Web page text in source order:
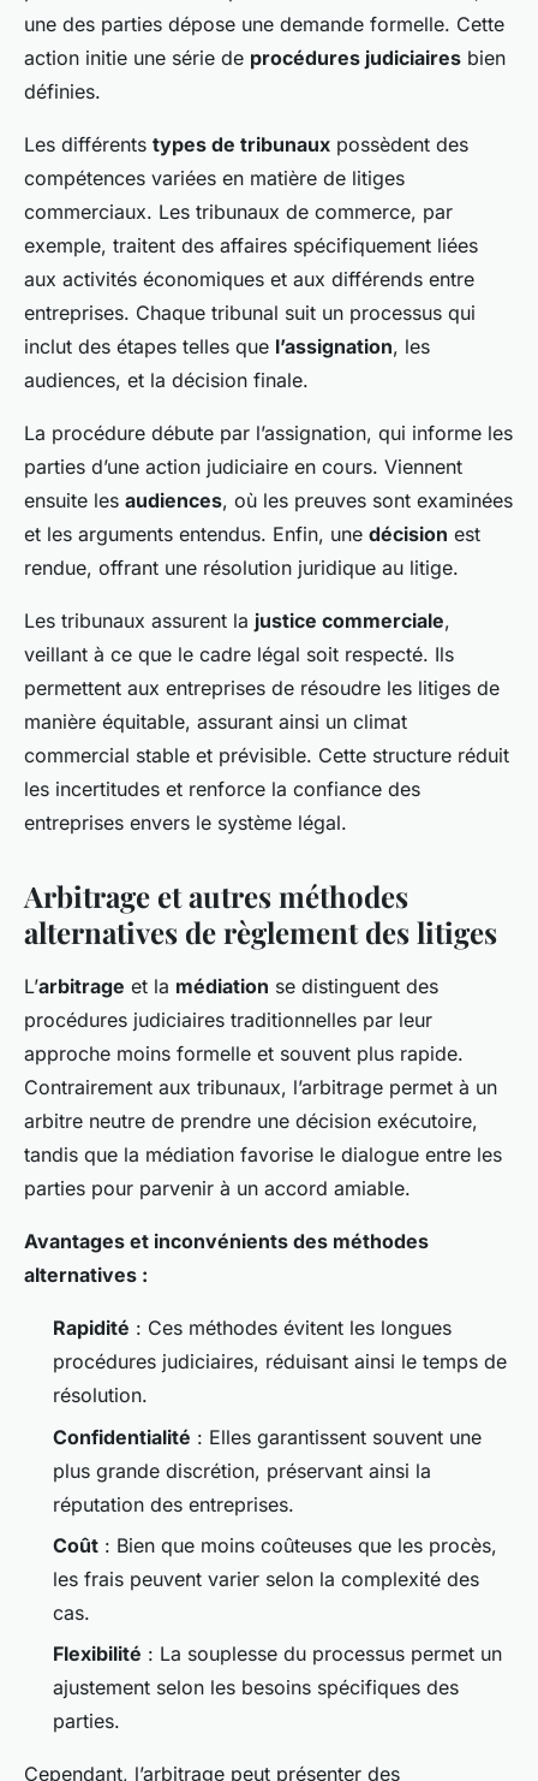
une des parties dépose une demande formelle. Cette
action initie une série de procédures judiciaires bien
définies.
Les différents types de tribunaux possèdent des
compétences variées en matière de litiges
commerciaux. Les tribunaux de commerce, par
exemple, traitent des affaires spécifiquement liées
aux activités économiques et aux différends entre
entreprises. Chaque tribunal suit un processus qui
inclut des étapes telles que l’assignation, les
audiences, et la décision finale.
La procédure débute par l’assignation, qui informe les
parties d’une action judiciaire en cours. Viennent
ensuite les audiences, où les preuves sont examinées
et les arguments entendus. Enfin, une décision est
rendue, offrant une résolution juridique au litige.
Les tribunaux assurent la justice commerciale,
veillant à ce que le cadre légal soit respecté. Ils
permettent aux entreprises de résoudre les litiges de
manière équitable, assurant ainsi un climat
commercial stable et prévisible. Cette structure réduit
les incertitudes et renforce la confiance des
entreprises envers le système légal.
Arbitrage et autres méthodes
alternatives de règlement des litiges
L’arbitrage et la médiation se distinguent des
procédures judiciaires traditionnelles par leur
approche moins formelle et souvent plus rapide.
Contrairement aux tribunaux, l’arbitrage permet à un
arbitre neutre de prendre une décision exécutoire,
tandis que la médiation favorise le dialogue entre les
parties pour parvenir à un accord amiable.
Avantages et inconvénients des méthodes
alternatives :
Rapidité : Ces méthodes évitent les longues
procédures judiciaires, réduisant ainsi le temps de
résolution.
Confidentialité : Elles garantissent souvent une
plus grande discrétion, préservant ainsi la
réputation des entreprises.
Coût : Bien que moins coûteuses que les procès,
les frais peuvent varier selon la complexité des
cas.
Flexibilité : La souplesse du processus permet un
ajustement selon les besoins spécifiques des
parties.
Cependant, l’arbitrage peut présenter des